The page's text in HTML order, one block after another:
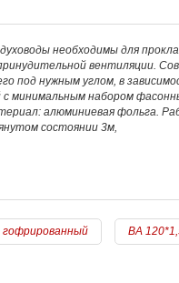
необходимы для
вентиляции.
под нужным углом, в
минимальным набором
алюминиевая фольга.
состоянии 3м,
гофрированный ВА